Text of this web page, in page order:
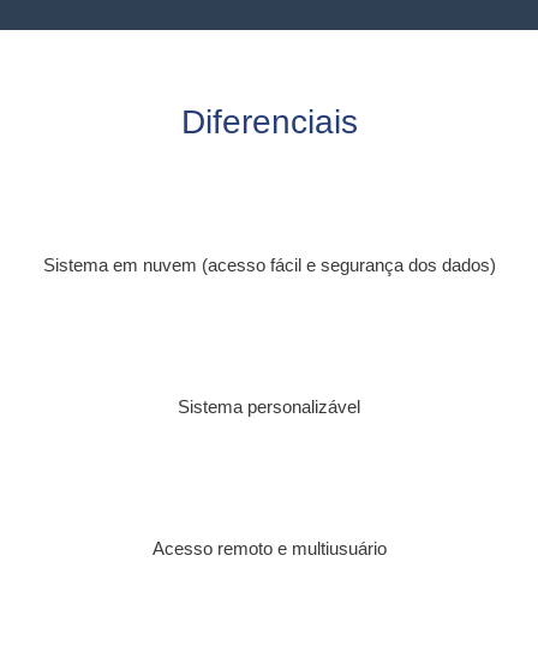
Diferenciais
Sistema em nuvem (acesso fácil e segurança dos dados)
Sistema personalizável
Acesso remoto e multiusuário